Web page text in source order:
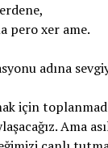
pero xer ame.
adına
için
Ama